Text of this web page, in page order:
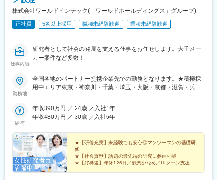
(愛知県)、近鉄名古屋駅、栄町駅(愛知県)、大曽根駅、名鉄一宮
阪府・阪神線)、新大阪駅、祇園四条駅、四条駅(京都市営)、四条
駅、千葉中央駅、東中山駅、後楽園駅、神田駅(東京都)、西日暮里
駅、下板橋駅、大塚駅前駅、学習院下駅、大崎広小路駅、虎ノ門
浜松駅、国際センター駅、名古屋駅、栄駅(愛知県)、西一宮駅、大
阪梅田駅(阪神線)、中津駅(大阪府・阪急線)、渡辺橋駅、南方駅(大
交差点駅
株式会社ワールドインテック(「ワールドホールディングス」グループ)
正社員 5名以上採用 職種未経験歓迎 業種未経験歓迎
仕事内容
研究者として社会の発展を支える仕事をお任せします。大手メー
カー案件など多数！
勤務地
全国各地のパートナー提携企業先での勤務となります。★積極採
用中エリア東京・神奈川・千葉・埼玉・大阪・京都・滋賀・兵
プロジェクトを用意。※勤務地は希望を最大限考慮して決定しま
す。※U・Iターン歓迎！住宅補助あり（月6万7000円まで会社補
好きな場所で研究をしたい方も、ご希望をお聞かせください！詳
細は選考時にご案内いたします。【配属先企業の一例】中外製薬
株式会社中外製薬工業株式会社株式会社明治堺化学工業株式会社
日本化薬株式会社日東電工株式会社 豊橋事業所ニプロファーマ株
式会社 大舘工場株式会社カネカ株式会社DNPファインケミカル宇
都宮株式会社中外医科学研究所東邦チタニウム株式会社高田製薬
給与
年収390万円 ／ 24歳 ／入社1年
年収480万円 ／ 30歳 ／入社6年
★【研修充実】未経験でも安心◎マンツーマンの基礎研
修
★【社会貢献】話題の最先端の研究に参画可能
★【好待遇】年休126日／残業少なめ／UIターン支援充